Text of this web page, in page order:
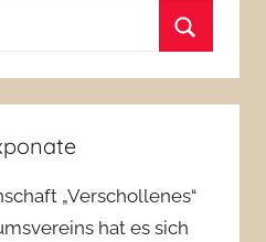
„Verschollenes“
hat es sich